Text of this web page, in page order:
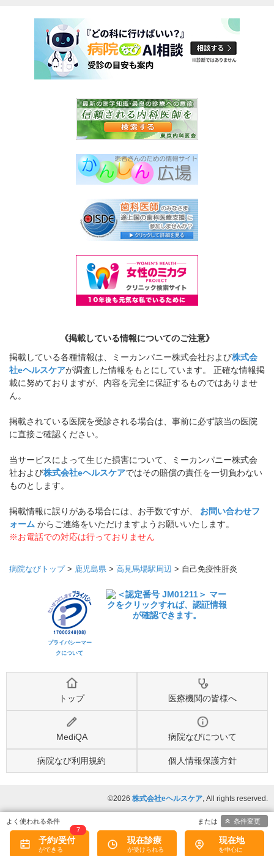
《掲載している情報についてのご注意》
掲載している各種情報は、ミーカンパニー株式会社および株式会
社eヘルスケアが調査した情報をもとにしています。 正確な情報掲
載に努めておりますが、内容を完全に保証するものではありませ
ん。
掲載されている医院を受診される場合は、事前に必ず該当の医院
に直接ご確認ください。
当サービスによって生じた損害について、ミーカンパニー株式会
社および株式会社eヘルスケアではその賠償の責任を一切負わない
ものとします。
掲載情報に誤りがある場合には、お手数ですが、 お問い合わせフ
ォーム からご連絡をいただけますようお願いいたします。
※お電話での対応は行っておりません
病院なびトップ> 鹿児島県 > 高見馬場駅周辺 > 自己免疫性肝炎
プライバシーマー
クについて
トップ 医療機関の皆様へ
MediQA 病院なびについて
病院なび利用規約 個人情報保護方針
©2026 株式会社eヘルスケア, All rights reserved.
予約/受付
7
現在診療 現在地
条件変更